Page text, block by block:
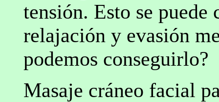
tensión. Esto se puede
relajación y evasión
podemos conseguirlo?
Masaje cráneo facial